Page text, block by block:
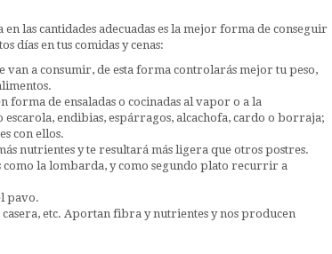
las cantidades adecuadas es la mejor forma de conseguir
días en tus comidas y cenas:
van a consumir, de esta forma controlarás mejor tu peso,
de ensaladas o cocinadas al vapor o a la
endibias, espárragos, alcachofa, cardo o borraja;
con ellos.
nutrientes y te resultará más ligera que otros postres.
la lombarda, y como segundo plato recurrir a
pavo.
etc. Aportan fibra y nutrientes y nos producen